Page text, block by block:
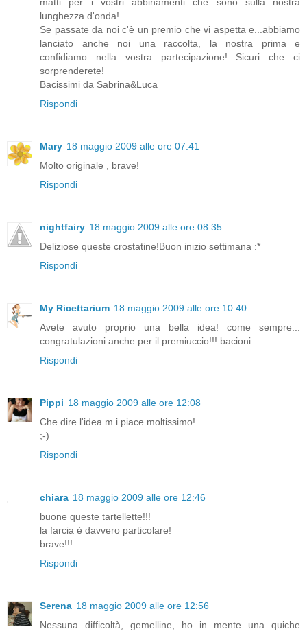
lunghezza d'onda!
Se passate da noi c'è un premio che vi aspetta e...abbiamo
lanciato anche noi una raccolta, la nostra prima e
confidiamo nella vostra partecipazione! Sicuri che ci
sorprenderete!
Bacissimi da Sabrina&Luca
Rispondi
Mary 18 maggio 2009 alle ore 07:41
Molto originale , brave!
Rispondi
nightfairy 18 maggio 2009 alle ore 08:35
Deliziose queste crostatine!Buon inizio settimana :*
Rispondi
My Ricettarium 18 maggio 2009 alle ore 10:40
Avete avuto proprio una bella idea! come sempre...
congratulazioni anche per il premiuccio!!! bacioni
Rispondi
Pippi 18 maggio 2009 alle ore 12:08
Che dire l'idea m i piace moltissimo!
;-)
Rispondi
chiara 18 maggio 2009 alle ore 12:46
buone queste tartellette!!!
la farcia è davvero particolare!
brave!!!
Rispondi
Serena 18 maggio 2009 alle ore 12:56
Nessuna difficoltà, gemelline, ho in mente una quiche